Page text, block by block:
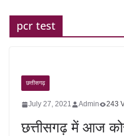
pcr test
छत्तीसगढ़
July 27, 2021 Admin 243
छत्तीसगढ़ में आज